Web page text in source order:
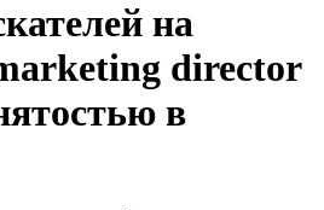
на
director
в